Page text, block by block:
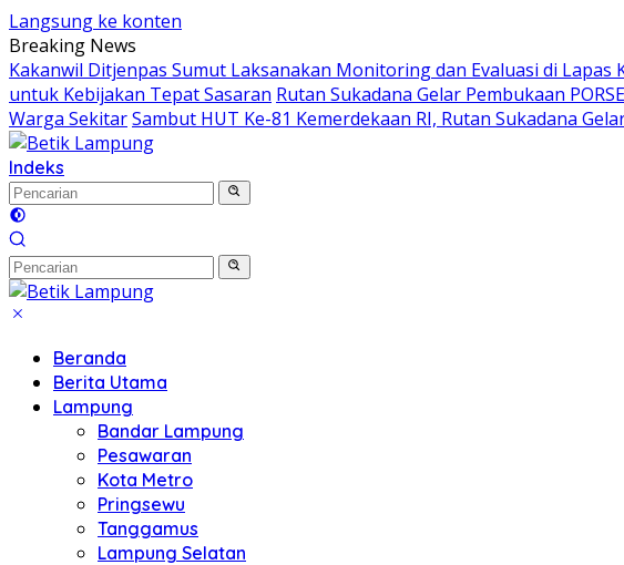
Langsung ke konten
Breaking News
Kakanwil Ditjenpas Sumut Laksanakan Monitoring dan Evaluasi di Lapas
untuk Kebijakan Tepat Sasaran Rutan Sukadana Gelar Pembukaan
Warga SekitarSambut HUT Ke-81 Kemerdekaan RI, Rutan Sukadana
Indeks
Beranda
Berita Utama
Lampung
Bandar Lampung
Pesawaran
Kota Metro
Pringsewu
Tanggamus
Lampung Selatan